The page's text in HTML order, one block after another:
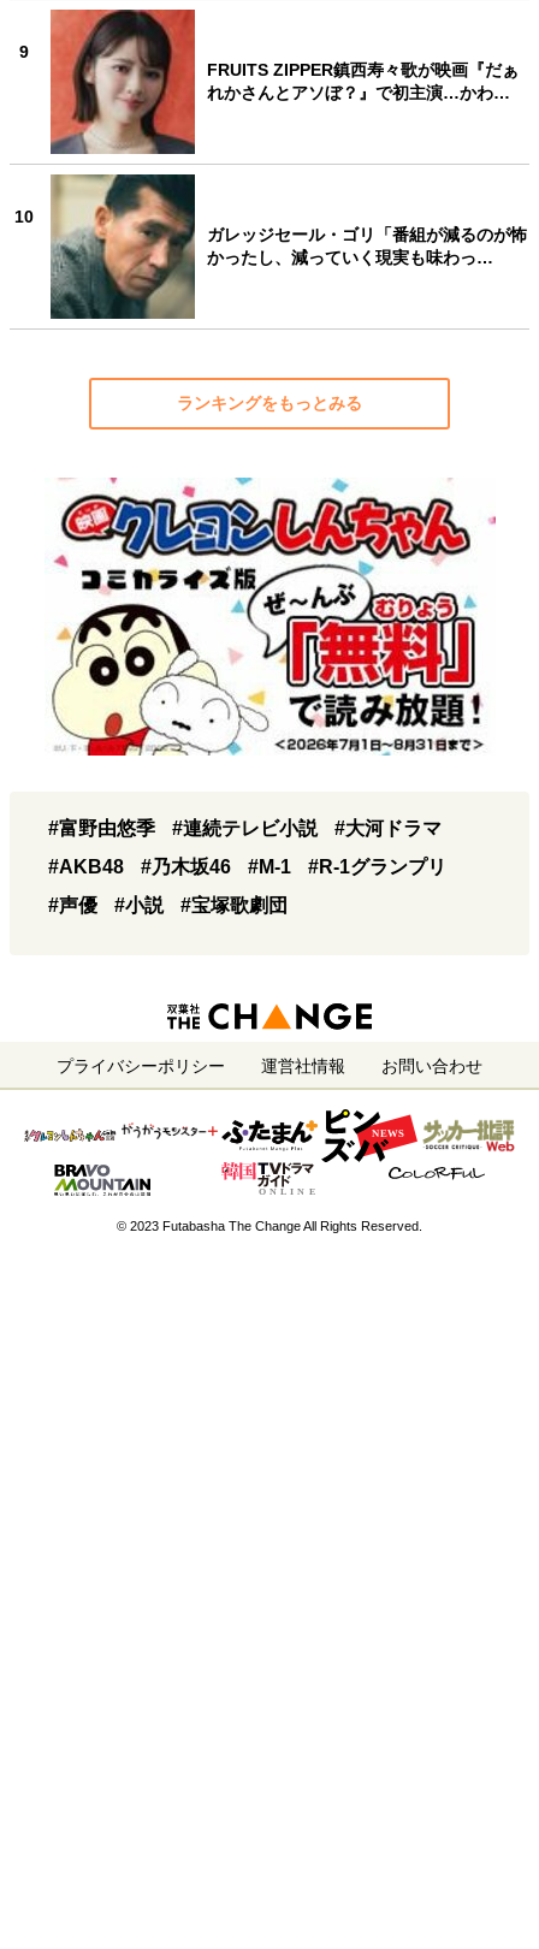
9
FRUITS ZIPPER鎮西寿々歌が映画『だぁ
れかさんとアソぼ？』で初主演…かわ…
10
ガレッジセール・ゴリ「番組が減るのが怖
かったし、減っていく現実も味わっ…
ランキングをもっとみる
#富野由悠季 #連続テレビ小説
#大河ドラマ
#AKB48
#乃木坂46 #M-1
#R-1グランプリ
#声優
#小説 #宝塚歌劇団
プライバシーポリシー 運営社情報 お問い合わせ
© 2023 Futabasha The Change All Rights Reserved.